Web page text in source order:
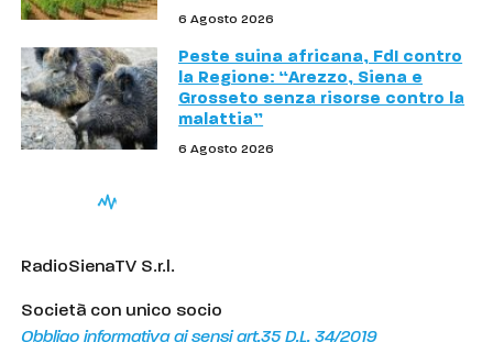
6 Agosto 2026
Peste suina africana, FdI contro
la Regione: “Arezzo, Siena e
Grosseto senza risorse contro la
malattia”
6 Agosto 2026
RadioSienaTV S.r.l.
Società con unico socio
Obbligo informativa ai sensi art.35 D.L. 34/2019